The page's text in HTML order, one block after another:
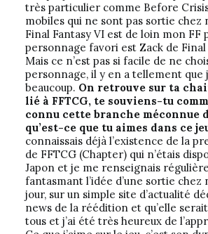
très particulier comme Before
mobiles qui ne sont pas sortie chez
Final Fantasy VI est de loin mon
personnage favori est Zack de Final
Mais ce n’est pas si facile de ne
personnage, il y en a tellement que
beaucoup. On retrouve sur ta
lié à FFTCG, te souviens-tu
connu cette branche méconnue
qu’est-ce que tu aimes dans ce
connaissais déjà l’existence de la
de FFTCG (Chapter) qui n’étais
Japon et je me renseignais
fantasmant l’idée d’une sortie chez
jour, sur un simple site d’actualité
news de la réédition et qu’elle
tous et j’ai été très heureux de